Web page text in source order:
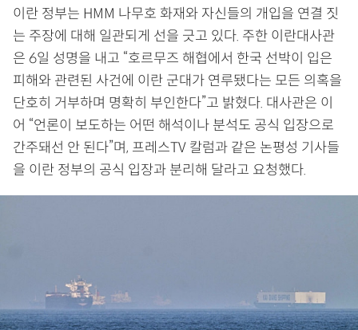
이란 정부는 HMM 나무호 화재와 자신들의 개입을 연결 짓
는 주장에 대해 일관되게 선을 긋고 있다. 주한 이란대사관
은 6일 성명을 내고 “호르무즈 해협에서 한국 선박이 입은
피해와 관련된 사건에 이란 군대가 연루됐다는 모든 의혹을
단호히 거부하며 명확히 부인한다”고 밝혔다. 대사관은 이
어 “언론이 보도하는 어떤 해석이나 분석도 공식 입장으로
간주돼선 안 된다”며, 프레스TV 칼럼과 같은 논평성 기사들
을 이란 정부의 공식 입장과 분리해 달라고 요청했다.